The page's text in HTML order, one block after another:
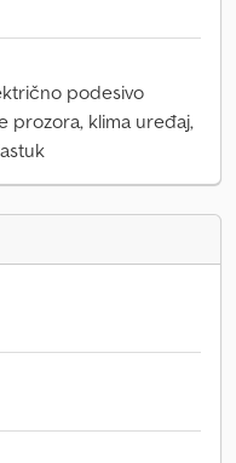
podesivo
prozora, klima uređaj,